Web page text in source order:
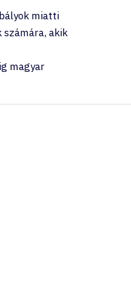
miatti
akik
magyar